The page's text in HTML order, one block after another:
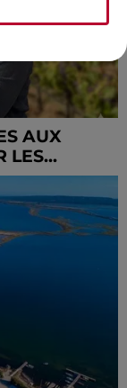
AUX
LES...